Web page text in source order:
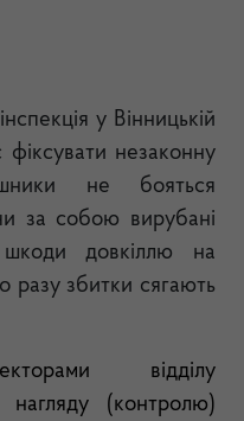
у Вінницькій
незаконну
не бояться
за собою вирубані
довкіллю на
разу збитки сягають
відділу
нагляду (контролю)